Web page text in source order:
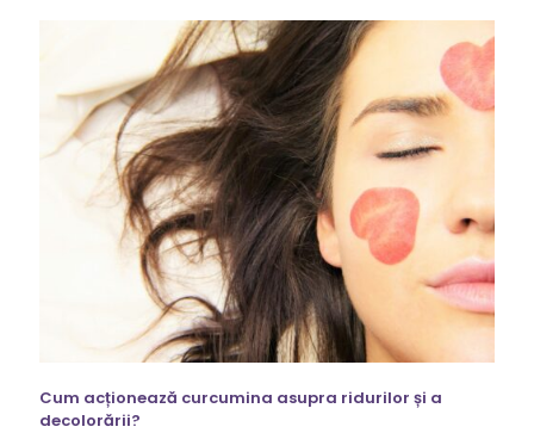
Cum acționează curcumina asupra ridurilor și a
decolorării?